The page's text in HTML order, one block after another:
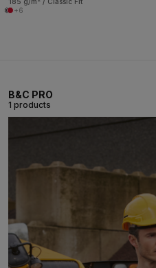
+6
B&C PRO
1 products